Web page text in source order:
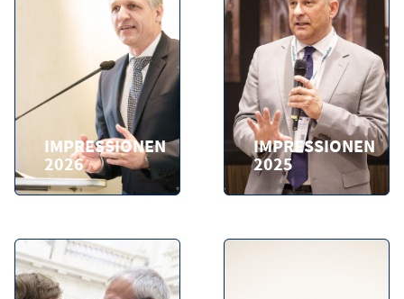
IMPRESSIONEN
2026
IMPRESSIONEN
2025